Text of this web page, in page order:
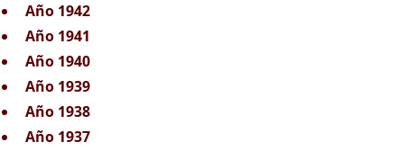
Año 1942
Año 1941
Año 1940
Año 1939
Año 1938
Año 1937